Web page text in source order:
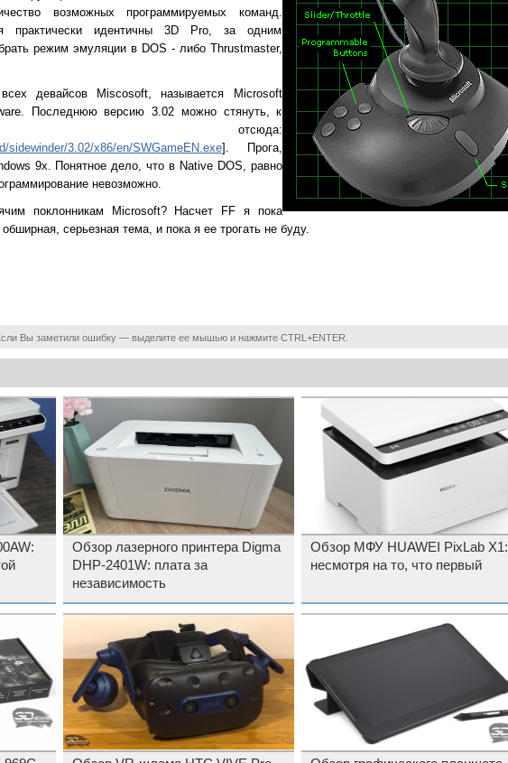
возможных программируемых команд.
практически идентичны 3D Pro, за одним
режим эмуляции в DOS - либо Thrustmaster,
девайсов Miscosoft, называется Microsoft
Последнюю версию 3.02 можно стянуть, к
отсюда:
sidewinder/3.02/x86/en/SWGameEN.exe] . Прога,
9x. Понятное дело, что в Native DOS, равно
невозможно.
поклонникам Microsoft? Насчет FF я пока
серьезная тема, и пока я ее трогать не буду.
Вы заметили ошибку — выделите ее мышью и нажмите CTRL+ENTER.
Обзор лазерного принтера Digma
DHP-2401W: плата за
независимость
Обзор МФУ HUAWEI PixLab X1:
несмотря на то, что первый